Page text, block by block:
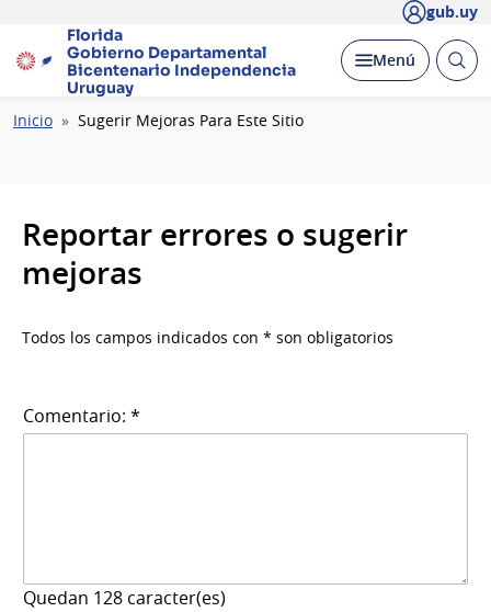
gub.uy
Florida
Gobierno Departamental
Bicentenario Independencia
Uruguay
Desplegar
Menú Abrir
Ruta
Inicio Sugerir Mejoras Para Este Sitio
Reportar errores o sugerir
mejoras
Todos los campos indicados con * son obligatorios
Comentario: *
Quedan 128 caracter(es)